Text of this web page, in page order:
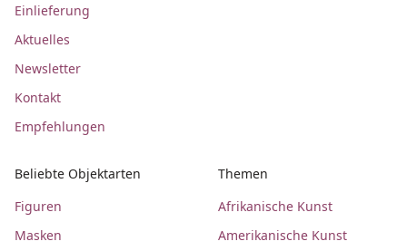
Einlieferung
Aktuelles
Newsletter
Kontakt
Empfehlungen
Beliebte Objektarten
Figuren
Masken
Themen
Afrikanische Kunst
Amerikanische Kunst